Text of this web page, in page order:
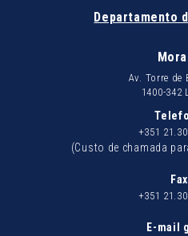
Departamento
Av. Torre de
1400-342
+351
(Custo de chamada
Fax
+351
E-mail